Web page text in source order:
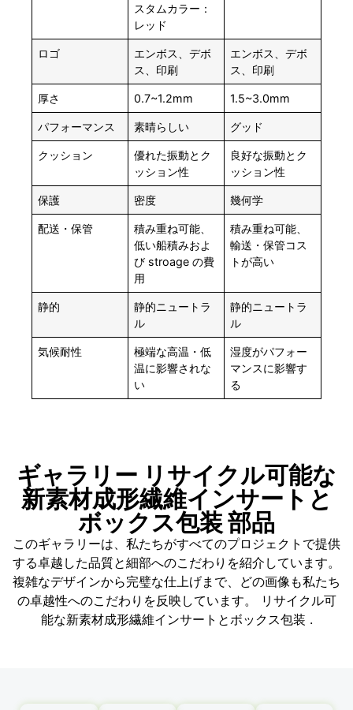
スタムカラー：
レッド
ロゴ
エンボス、デボ
ス、印刷
エンボス、デボ
ス、印刷
厚さ 0.7~1.2mm 1.5~3.0mm
パフォーマンス 素晴らしい グッド
クッション
優れた振動とク
ッション性
良好な振動とク
ッション性
保護 密度 幾何学
配送・保管
積み重ね可能、
低い船積みおよ
び stroage の費
用
積み重ね可能、
輸送・保管コス
トが高い
静的
静的ニュートラ
ル
静的ニュートラ
ル
気候耐性
極端な高温・低
温に影響されな
い
湿度がパフォー
マンスに影響す
る
ギャラリー リサイクル可能な
新素材成形繊維インサートと
ボックス包装 部品
このギャラリーは、私たちがすべてのプロジェクトで提供
する卓越した品質と細部へのこだわりを紹介しています。
複雑なデザインから完璧な仕上げまで、どの画像も私たち
の卓越性へのこだわりを反映しています。 リサイクル可
能な新素材成形繊維インサートとボックス包装 .